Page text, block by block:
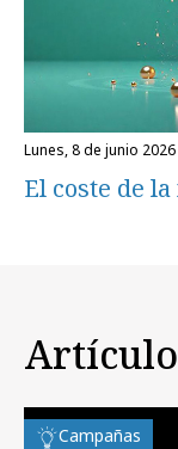
lunes, 8 de junio 2026
El coste de
Campañas